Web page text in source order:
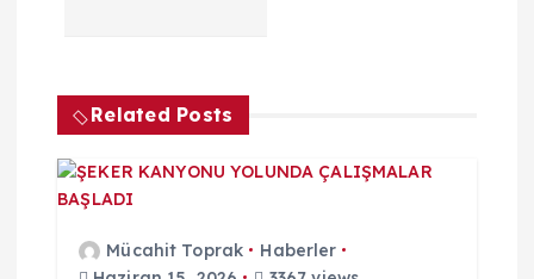
n
m
Related Posts
Mücahit Toprak
Haberler